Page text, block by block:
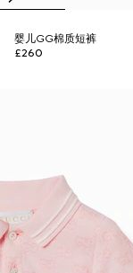
婴儿GG棉质短裤
£260